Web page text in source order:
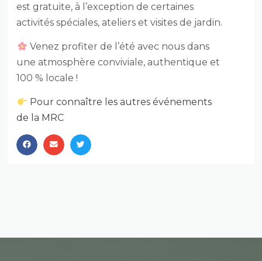
est gratuite, à l’exception de certaines
activités spéciales, ateliers et visites de jardin.
Venez profiter de l’été avec nous dans
une atmosphère conviviale, authentique et
100 % locale !
Pour connaître les autres événements
de la MRC